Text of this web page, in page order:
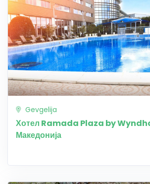
Gevgelija
Хотел Ramada Plaza by
Македонија